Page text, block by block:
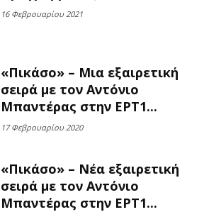
16 Φεβρουαρίου 2021
«Πικάσο» – Μια εξαιρετική
σειρά με τον Αντόνιο
Μπαντέρας στην ΕΡΤ1...
17 Φεβρουαρίου 2020
«Πικάσο» – Νέα εξαιρετική
σειρά με τον Αντόνιο
Μπαντέρας στην ΕΡΤ1...